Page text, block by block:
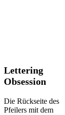
Lettering
Obsession
Lettering
Obsession
Die Rückseite des
Pfeilers mit dem